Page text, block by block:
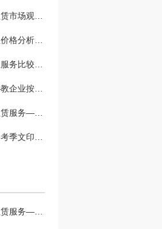
成都办公设备租赁市场观察：企业降本增效的5个关键趋势
成都复印机出租价格分析及市场趋势预测
成都复印机出租服务比较：找到适合您的商业需求
成都浩源翔——教企业按需挑选适配打印机租赁机型
浩源翔打印机租赁服务——成都电商企业案例分享
成都教培机构备考季文印告急？浩源翔租赁让试卷讲义不断档
浩源翔打印机租赁服务——成都电商企业案例分享